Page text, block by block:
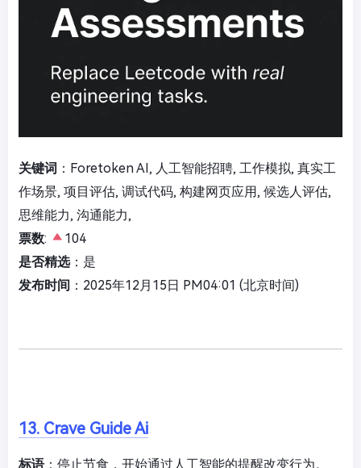
关键词 ：Foretoken AI, 人工智能招聘, 工作模拟, 真实工
作场景, 项目评估, 调试代码, 构建网页应用, 候选人评估,
思维能力, 沟通能力,
票数:
104
是否精选：是
发布时间 ：2025年12月15日 PM04:01 (北京时间)
13. Crave Guide Ai
标语：停止节食，开始通过人工智能的提醒改变行为。